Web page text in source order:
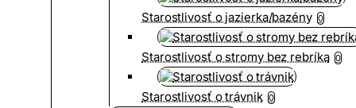
Starostlivosť o jazierka/bazény 0
Starostlivosť o stromy bez rebríka 0
Starostlivosť o trávnik 0